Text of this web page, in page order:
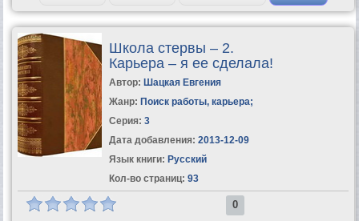
Школа стервы – 2.
Карьера – я ее сделала!
Автор: Шацкая Евгения
Жанр: Поиск работы, карьера;
Серия: 3
Дата добавления: 2013-12-09
Язык книги: Русский
Кол-во страниц: 93
0